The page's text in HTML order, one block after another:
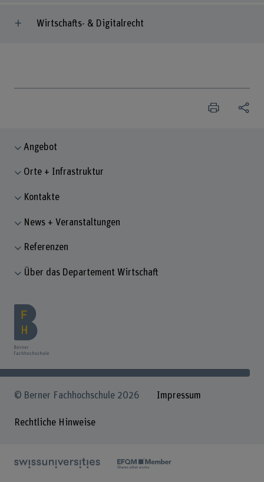
Wirtschafts- & Digitalrecht
Angebot
Orte + Infrastruktur
Kontakte
News + Veranstaltungen
Referenzen
Über das Departement Wirtschaft
© Berner Fachhochschule 2026 Impressum
Rechtliche Hinweise